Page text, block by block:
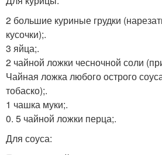
2 большие куриные грудки
кусочки);.
3 яйца;.
2 чайной ложки чесночной соли
Чайная ложка любого острого
тобаско);.
1 чашка муки;.
0. 5 чайной ложки перца;.
Для соуса: